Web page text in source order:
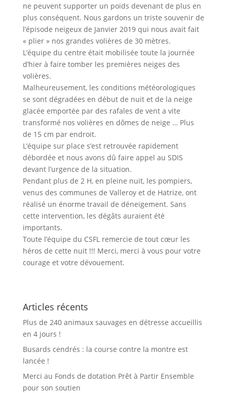
ne peuvent supporter un poids devenant de plus en
plus conséquent. Nous gardons un triste souvenir de
l’épisode neigeux de Janvier 2019 qui nous avait fait
« plier » nos grandes volières de 30 mètres.
L’équipe du centre était mobilisée toute la journée
d’hier à faire tomber les premières neiges des
volières.
Malheureusement, les conditions météorologiques
se sont dégradées en début de nuit et de la neige
glacée emportée par des rafales de vent a vite
transformé nos volières en dômes de neige … Plus
de 15 cm par endroit.
L’équipe sur place s’est retrouvée rapidement
débordée et nous avons dû faire appel au SDIS
devant l’urgence de la situation.
Pendant plus de 2 H, en pleine nuit, les pompiers,
venus des communes de Valleroy et de Hatrize, ont
réalisé un énorme travail de déneigement. Sans
cette intervention, les dégâts auraient été
importants.
Toute l’équipe du CSFL remercie de tout cœur les
héros de cette nuit !!! Merci, merci à vous pour votre
courage et votre dévouement.
Articles récents
Plus de 240 animaux sauvages en détresse accueillis
en 4 jours !
Busards cendrés : la course contre la montre est
lancée !
Merci au Fonds de dotation Prêt à Partir Ensemble
pour son soutien